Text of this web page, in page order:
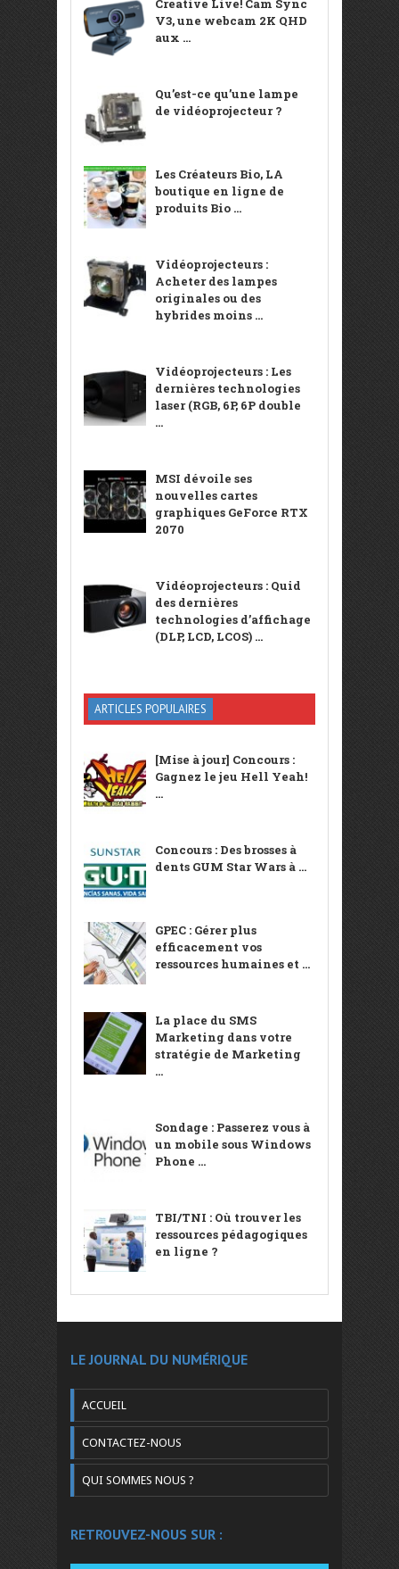
Creative Live! Cam Sync
V3, une webcam 2K QHD
aux ...
Qu’est-ce qu’une lampe
de vidéoprojecteur ?
Les Créateurs Bio, LA
boutique en ligne de
produits Bio ...
Vidéoprojecteurs :
Acheter des lampes
originales ou des
hybrides moins ...
Vidéoprojecteurs : Les
dernières technologies
laser (RGB, 6P, 6P double
...
MSI dévoile ses
nouvelles cartes
graphiques GeForce RTX
2070
Vidéoprojecteurs : Quid
des dernières
technologies d’affichage
(DLP, LCD, LCOS) ...
ARTICLES POPULAIRES
[Mise à jour] Concours :
Gagnez le jeu Hell Yeah!
...
Concours : Des brosses à
dents GUM Star Wars à ...
GPEC : Gérer plus
efficacement vos
ressources humaines et ...
La place du SMS
Marketing dans votre
stratégie de Marketing
...
Sondage : Passerez vous à
un mobile sous Windows
Phone ...
TBI/TNI : Où trouver les
ressources pédagogiques
en ligne ?
LE JOURNAL DU NUMÉRIQUE
ACCUEIL
CONTACTEZ-NOUS
QUI SOMMES NOUS ?
RETROUVEZ-NOUS SUR :